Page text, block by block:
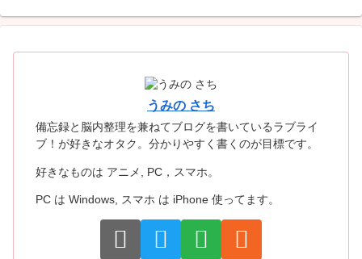
うみの さち
備忘録と脳内整理を兼ねてブログを書いているラブライ
ブ！が好きなオタク。分かりやすく書くのが目標です。
好きなものは アニメ, PC，スマホ。
PC は Windows, スマホ は iPhone 使ってます。